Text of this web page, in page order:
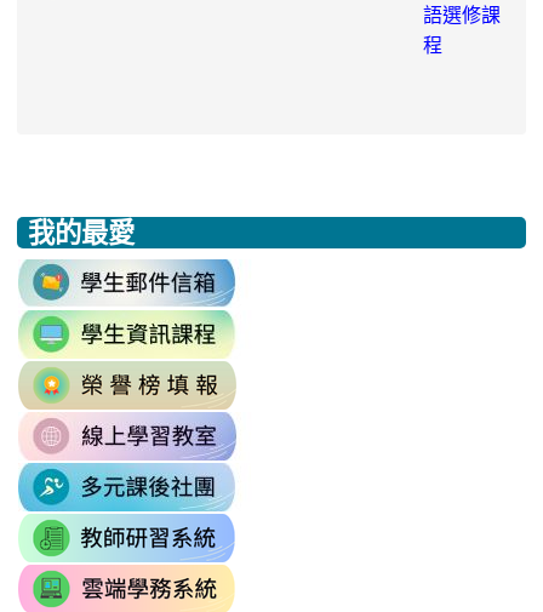
語選修課
程
::: 我的最愛